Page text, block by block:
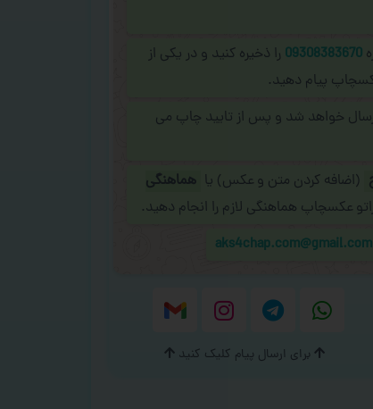
09308383670 را ذخیره کنید و در یکی از
عکسچاپ پیام دهید.
خواهد شد و پس از تایید چاپ می
(اضافه کردن متن و عکس) یا هماهنگی
عکسچاپ هماهنگی لازم را انجام دهید.
aks4chap.com@gmail.com
برای ارسال پیام کلیک کنید